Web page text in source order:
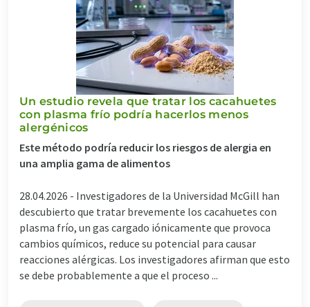
Un estudio revela que tratar los cacahuetes
con plasma frío podría hacerlos menos
alergénicos
Este método podría reducir los riesgos de alergia en
una amplia gama de alimentos
28.04.2026 - Investigadores de la Universidad McGill han
descubierto que tratar brevemente los cacahuetes con
plasma frío, un gas cargado iónicamente que provoca
cambios químicos, reduce su potencial para causar
reacciones alérgicas. Los investigadores afirman que esto
se debe probablemente a que el proceso ...